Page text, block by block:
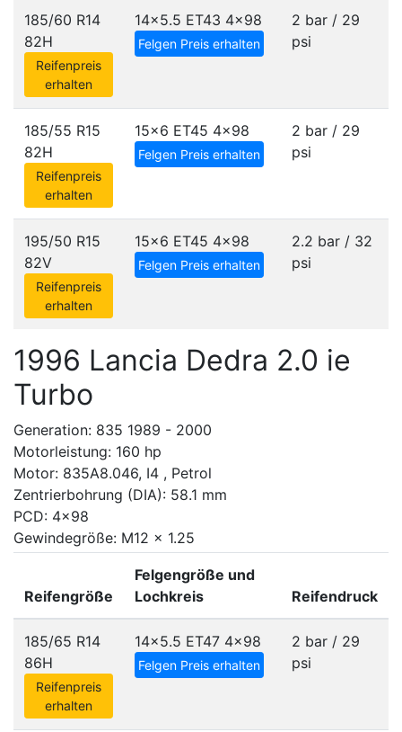
185/60 R14
82H
Reifenpreis
erhalten
14x5.5 ET43 4x98
Felgen Preis erhalten
2 bar / 29
psi
185/55 R15
82H
Reifenpreis
erhalten
15x6 ET45 4x98
Felgen Preis erhalten
2 bar / 29
psi
195/50 R15
82V
Reifenpreis
erhalten
15x6 ET45 4x98
Felgen Preis erhalten
2.2 bar / 32
psi
1996 Lancia Dedra 2.0 ie
Turbo
Generation: 835 1989 - 2000
Motorleistung: 160 hp
Motor: 835A8.046, I4 , Petrol
Zentrierbohrung (DIA): 58.1 mm
PCD: 4x98
Gewindegröße: M12 x 1.25
Reifengröße
Felgengröße und
Lochkreis
Reifendruck
185/65 R14
86H
Reifenpreis
erhalten
14x5.5 ET47 4x98
Felgen Preis erhalten
2 bar / 29
psi